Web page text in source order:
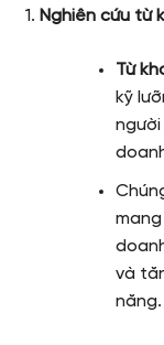
Nghiên cứu từ
Từ
kỹ
mang
và
năng.